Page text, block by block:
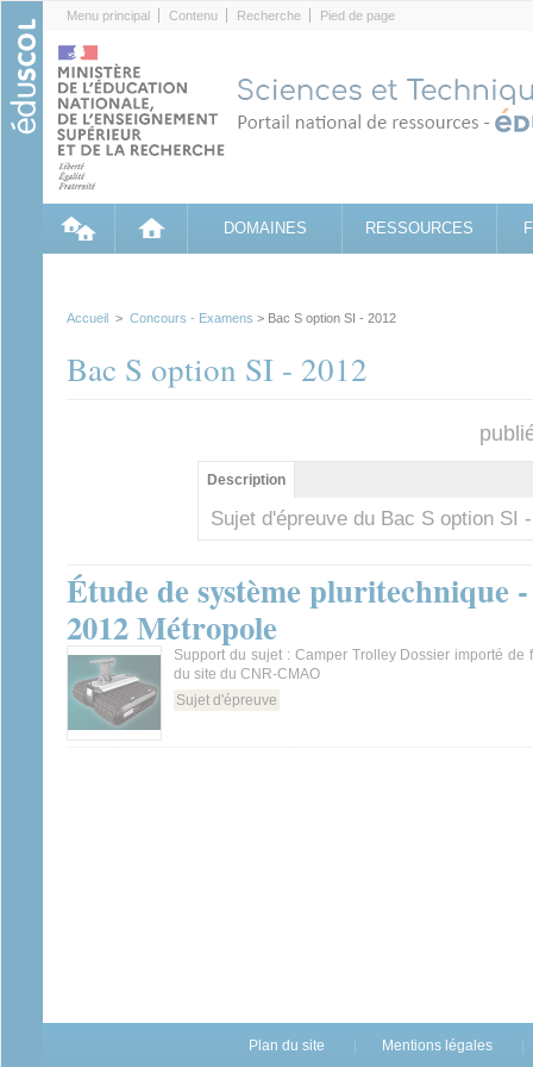
Menu principal Contenu Recherche Pied de page
DOMAINES RESSOURCES
Accueil > Concours - Examens > Bac S option SI - 2012
Bac S option SI - 2012
Groupe principal
Description
actif)
Sujet d'épreuve du Bac S option SI
Étude de système pluritechnique
2012 Métropole
Support du sujet : Camper Trolley Dossier importé de
du site du CNR-CMAO
Sujet d'épreuve
Plan du site Mentions légales